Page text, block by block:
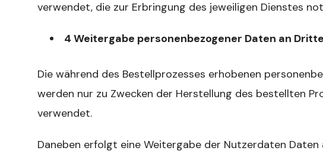
verwendet, die zur Erbringung des jeweiligen Dienstes
4 Weitergabe personenbezogener Daten an
Die während des Bestellprozesses erhobenen
werden nur zu Zwecken der Herstellung des bestellten
verwendet.
Daneben erfolgt eine Weitergabe der Nutzerdaten